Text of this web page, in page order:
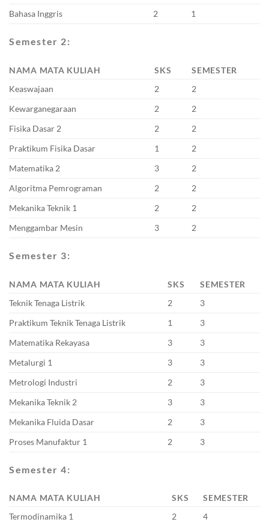
Bahasa Inggris
2 1
Semester 2:
NAMA MATA KULIAH SKS
SEMESTER
Keaswajaan
2
2
Kewarganegaraan
2
2
Fisika Dasar 2
2
2
Praktikum Fisika Dasar
1
2
Matematika 2
3
2
Algoritma Pemrograman
2
2
Mekanika Teknik 1
2
2
Menggambar Mesin
3 2
Semester 3:
NAMA MATA KULIAH SKS
SEMESTER
Teknik Tenaga Listrik
2
3
Praktikum Teknik Tenaga Listrik
1
3
Matematika Rekayasa
3
3
Metalurgi 1
3
3
Metrologi Industri
2
3
Mekanika Teknik 2
3
3
Mekanika Fluida Dasar
2
3
Proses Manufaktur 1
2 3
Semester 4:
NAMA MATA KULIAH SKS
SEMESTER
Termodinamika 1
2
4